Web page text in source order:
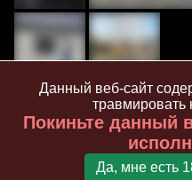
6 марта 2024 г.
Данный веб-сайт
травмировать
Покиньте данный
Да, мне есть